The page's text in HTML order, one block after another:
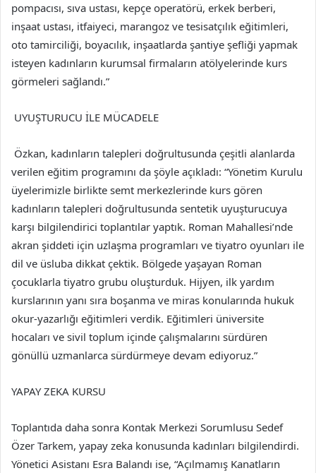
pompacısı, sıva ustası, kepçe operatörü, erkek berberi,
inşaat ustası, itfaiyeci, marangoz ve tesisatçılık eğitimleri,
oto tamirciliği, boyacılık, inşaatlarda şantiye şefliği yapmak
isteyen kadınların kurumsal firmaların atölyelerinde kurs
görmeleri sağlandı.”
UYUŞTURUCU İLE MÜCADELE
Özkan, kadınların talepleri doğrultusunda çeşitli alanlarda
verilen eğitim programını da şöyle açıkladı: “Yönetim Kurulu
üyelerimizle birlikte semt merkezlerinde kurs gören
kadınların talepleri doğrultusunda sentetik uyuşturucuya
karşı bilgilendirici toplantılar yaptık. Roman Mahallesi’nde
akran şiddeti için uzlaşma programları ve tiyatro oyunları ile
dil ve üsluba dikkat çektik. Bölgede yaşayan Roman
çocuklarla tiyatro grubu oluşturduk. Hijyen, ilk yardım
kurslarının yanı sıra boşanma ve miras konularında hukuk
okur-yazarlığı eğitimleri verdik. Eğitimleri üniversite
hocaları ve sivil toplum içinde çalışmalarını sürdüren
gönüllü uzmanlarca sürdürmeye devam ediyoruz.”
YAPAY ZEKA KURSU
Toplantıda daha sonra Kontak Merkezi Sorumlusu Sedef
Özer Tarkem, yapay zeka konusunda kadınları bilgilendirdi.
Yönetici Asistanı Esra Balandı ise, “Açılmamış Kanatların